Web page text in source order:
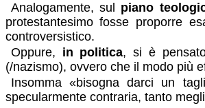
Analogamente, sul piano
protestantesimo fosse proporre
controversistico.
Oppure, in politica, si è
(/nazismo), ovvero che il modo più
Insomma «bisogna darci un
specularmente contraria, tanto